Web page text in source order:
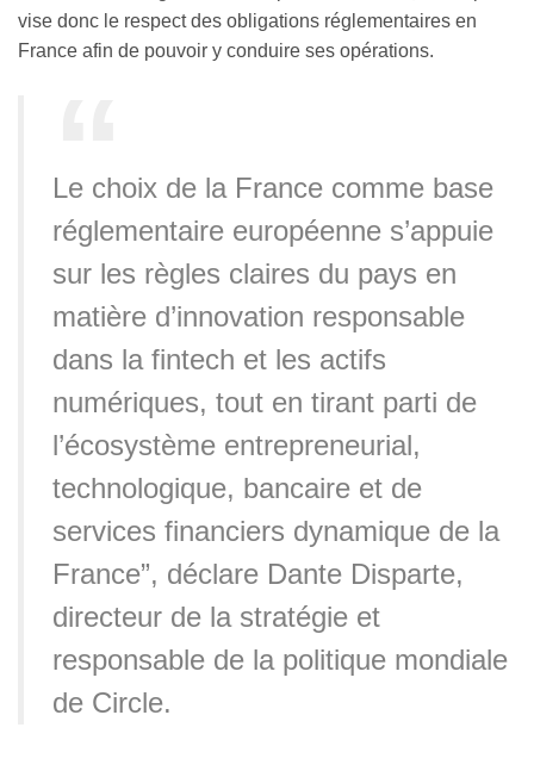
vise donc le respect des obligations réglementaires en
France afin de pouvoir y conduire ses opérations.
Le choix de la France comme base
réglementaire européenne s’appuie
sur les règles claires du pays en
matière d’innovation responsable
dans la fintech et les actifs
numériques, tout en tirant parti de
l’écosystème entrepreneurial,
technologique, bancaire et de
services financiers dynamique de la
France”, déclare Dante Disparte,
directeur de la stratégie et
responsable de la politique mondiale
de Circle.